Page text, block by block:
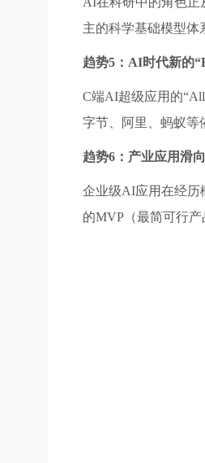
主的科学基础模型体
趋势5：AI时代新的
C端AI超级应用的
字节、阿里、蚂蚁等
趋势6：产业应用滑
企业级AI应用在经历
的MVP（最简可行产